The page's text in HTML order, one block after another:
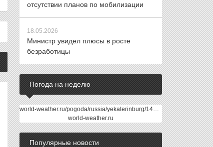
отсутствии планов по мобилизации
18.05.2026
Министр увидел плюсы в росте
безработицы
Погода на неделю
world-weather.ru/pogoda/russia/yekaterinburg/14days/
world-weather.ru
Популярные новости